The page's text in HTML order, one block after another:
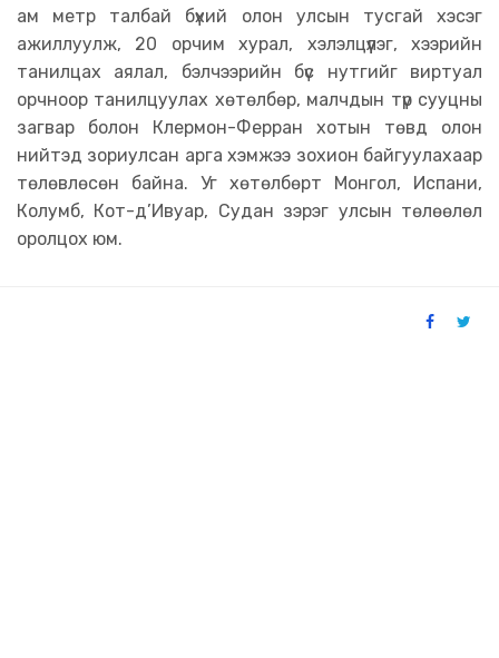
ам метр талбай бүхий олон улсын тусгай хэсэг
ажиллуулж, 20 орчим хурал, хэлэлцүүлэг, хээрийн
танилцах аялал, бэлчээрийн бүс нутгийг виртуал
орчноор танилцуулах хөтөлбөр, малчдын түр сууцны
загвар болон Клермон-Ферран хотын төвд олон
нийтэд зориулсан арга хэмжээ зохион байгуулахаар
төлөвлөсөн байна. Уг хөтөлбөрт Монгол, Испани,
Колумб, Кот-д’Ивуар, Судан зэрэг улсын төлөөлөл
оролцох юм.